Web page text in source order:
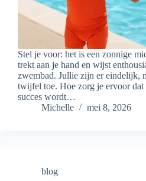
Stel je voor: het is een zonnige
trekt aan je hand en wijst
zwembad. Jullie zijn er eindelijk,
twijfel toe. Hoe zorg je ervoor dat
succes wordt…
Michelle
mei 8, 2026
blog